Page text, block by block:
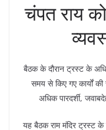
चंपत राय
बैठक के दौरान ट्रस्ट के
समय से किए गए कार्यों की
अधिक पारदर्शी,
यह बैठक राम मंदिर ट्रस्ट के